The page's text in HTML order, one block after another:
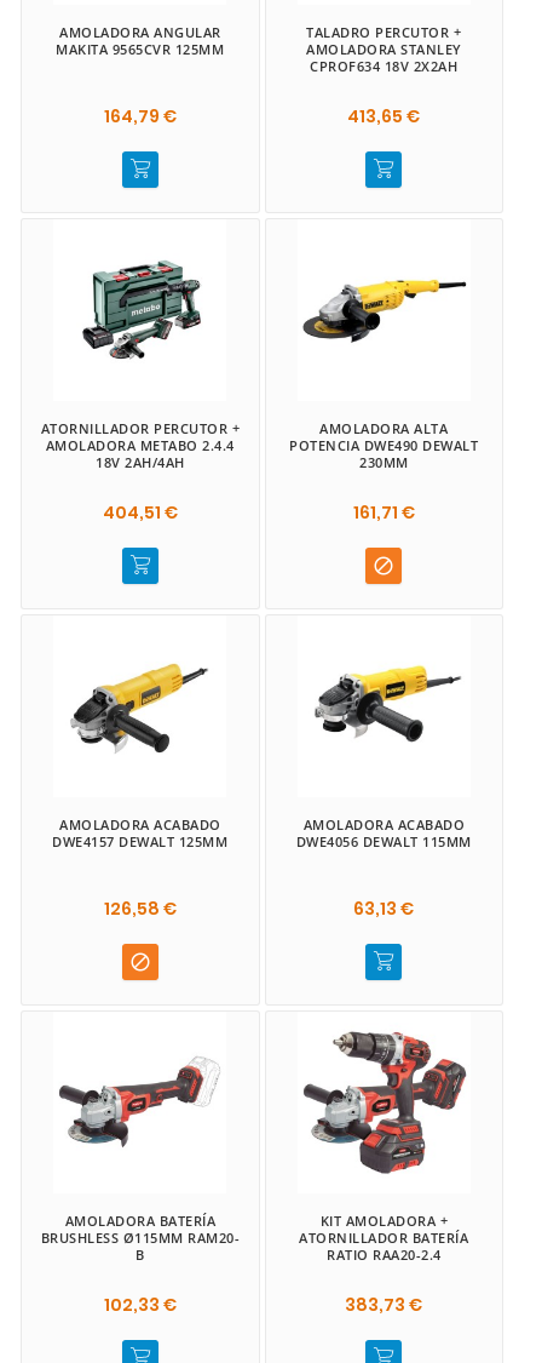
AMOLADORA ANGULAR
MAKITA 9565CVR 125MM
164,79 €
TALADRO PERCUTOR +
AMOLADORA STANLEY
CPROF634 18V 2X2AH
413,65 €
ATORNILLADOR PERCUTOR +
AMOLADORA METABO 2.4.4
18V 2AH/4AH
404,51 €
AMOLADORA ALTA
POTENCIA DWE490 DEWALT
230MM
161,71 €

AMOLADORA ACABADO
DWE4157 DEWALT 125MM
126,58 €

AMOLADORA ACABADO
DWE4056 DEWALT 115MM
63,13 €
AMOLADORA BATERÍA
BRUSHLESS Ø115MM RAM20-
B
102,33 €
KIT AMOLADORA +
ATORNILLADOR BATERÍA
RATIO RAA20-2.4
383,73 €